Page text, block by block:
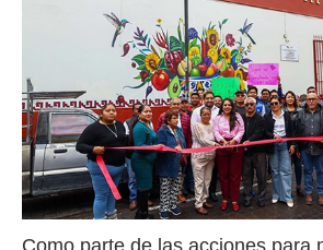
Como parte de las acciones para